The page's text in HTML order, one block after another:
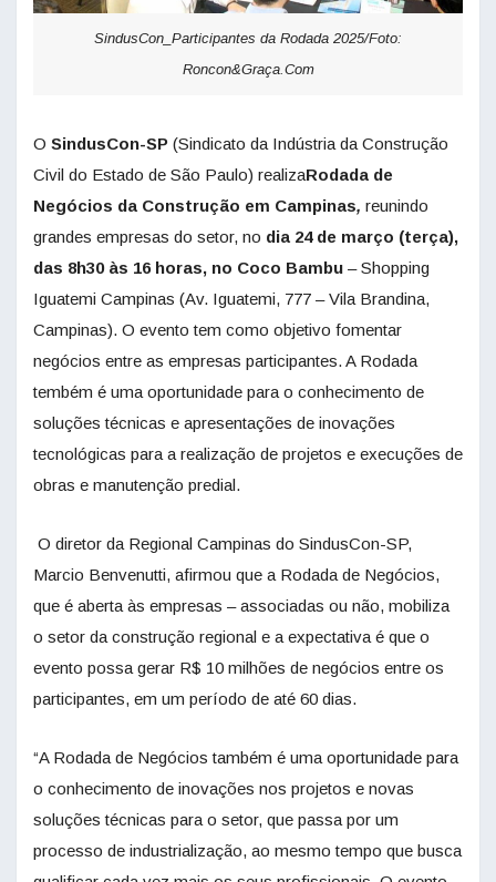
SindusCon_Participantes da Rodada 2025/Foto:
Roncon&Graça.Com
O SindusCon-SP (Sindicato da Indústria da Construção
Civil do Estado de São Paulo) realizaRodada de
Negócios da Construção em Campinas, reunindo
grandes empresas do setor, no dia 24 de março (terça),
das 8h30 às 16 horas, no Coco Bambu – Shopping
Iguatemi Campinas (Av. Iguatemi, 777 – Vila Brandina,
Campinas). O evento tem como objetivo fomentar
negócios entre as empresas participantes. A Rodada
tembém é uma oportunidade para o conhecimento de
soluções técnicas e apresentações de inovações
tecnológicas para a realização de projetos e execuções de
obras e manutenção predial.
O diretor da Regional Campinas do SindusCon-SP,
Marcio Benvenutti, afirmou que a Rodada de Negócios,
que é aberta às empresas – associadas ou não, mobiliza
o setor da construção regional e a expectativa é que o
evento possa gerar R$ 10 milhões de negócios entre os
participantes, em um período de até 60 dias.
“A Rodada de Negócios também é uma oportunidade para
o conhecimento de inovações nos projetos e novas
soluções técnicas para o setor, que passa por um
processo de industrialização, ao mesmo tempo que busca